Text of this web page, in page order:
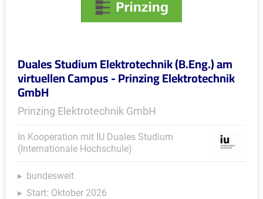
Duales Studium Elektrotechnik (B.Eng.) am
virtuellen Campus - Prinzing Elektrotechnik
GmbH
Prinzing Elektrotechnik GmbH
In Kooperation mit IU Duales Studium
(Internationale Hochschule)
bundesweit
Start: Oktober 2026